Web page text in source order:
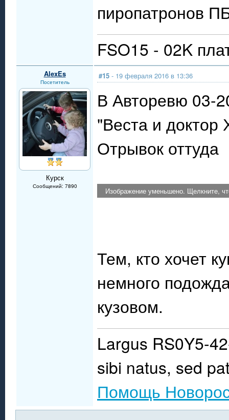
пиропатронов
FSO15 - 02K
AlexEs
Посетитель
Курск
Сообщений: 7890
#15 - 19 февраля 2016 в 13:36
В Авторевю 03-
"Веста и доктор
Отрывок оттуда
Изображение уменьшено. Щелкните,
Тем, кто хочет
немного
кузовом.
Largus RS0Y5-
sibi natus, sed
Помощь